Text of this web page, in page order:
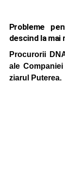
Probleme
descind la mai
Procurorii
ale
ziarul Puterea.